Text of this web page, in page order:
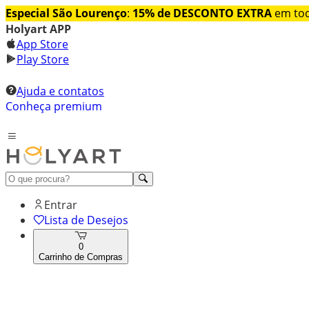
Especial São Lourenço: 15% de DESCONTO EXTRA em
Holyart APP
App Store
Play Store
Ajuda e contatos
Conheça premium
Entrar
Lista de Desejos
0
Carrinho de Compras